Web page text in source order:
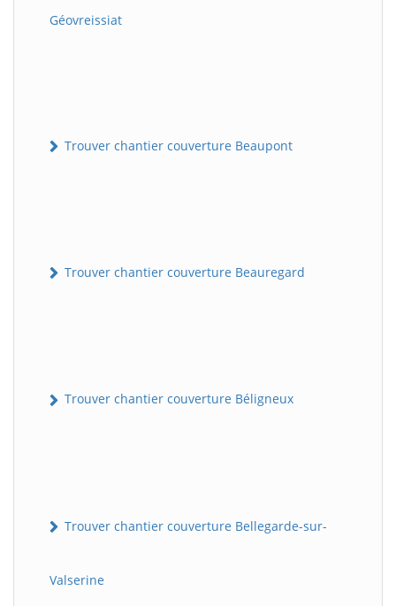
Géovreissiat
Trouver chantier couverture Beaupont
Trouver chantier couverture Beauregard
Trouver chantier couverture Béligneux
Trouver chantier couverture Bellegarde-sur-
Valserine